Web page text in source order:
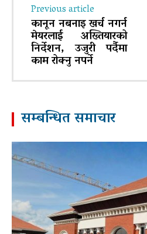
Previous article
कानून नबनाइ खर्च नगर्न
मेयरलाई अख्तियारको
निर्देशन, उजुरी पर्दैमा
काम रोक्नु नपर्ने
सम्बन्धित समाचार